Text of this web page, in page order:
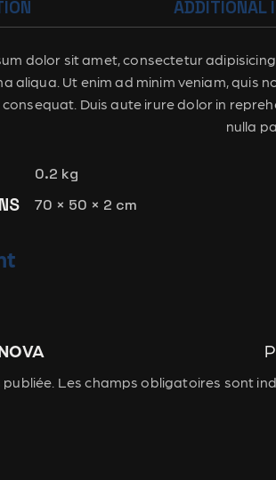
ADDITIONAL
dolor sit amet, consectetur
aliqua. Ut enim ad minim veniam, quis
Duis aute irure dolor in
nulla
0.2 kg
70 × 50 × 2 cm
Les champs obligatoires sont